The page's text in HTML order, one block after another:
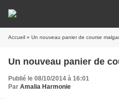
Accueil » Un nouveau panier de course
Un nouveau panier de
Publié le 08/10/2014 à 16:01
Par Amalia Harmonie